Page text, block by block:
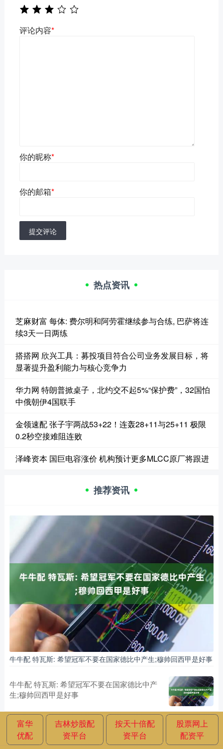
评论内容*
你的昵称*
你的邮箱*
提交评论
热点资讯
芝麻财富 每体: 费尔明和阿劳霍继续参与合练, 巴萨将连
续3天一日两练
搭搭网 欣兴工具：募投项目符合公司业务发展目标，将
显著提升盈利能力与核心竞争力
华力网 特朗普掀桌子，北约交不起5%“保护费”，32国怕
中俄朝伊4国联手
金领速配 张子宇两战53+22！连轰28+11与25+11 极限
0.2秒空接难阻连败
泽峰资本 国巨电容涨价 机构预计更多MLCC原厂将跟进
推荐资讯
牛牛配 特瓦斯: 希望冠军不要在国家德比中产生;穆帅回西甲是好事
牛牛配 特瓦斯: 希望冠军不要在国家德比中产
生;穆帅回西甲是好事
富华
优配
吉林炒股配
资平台
按天十倍配
资平台
股票网上
配资平